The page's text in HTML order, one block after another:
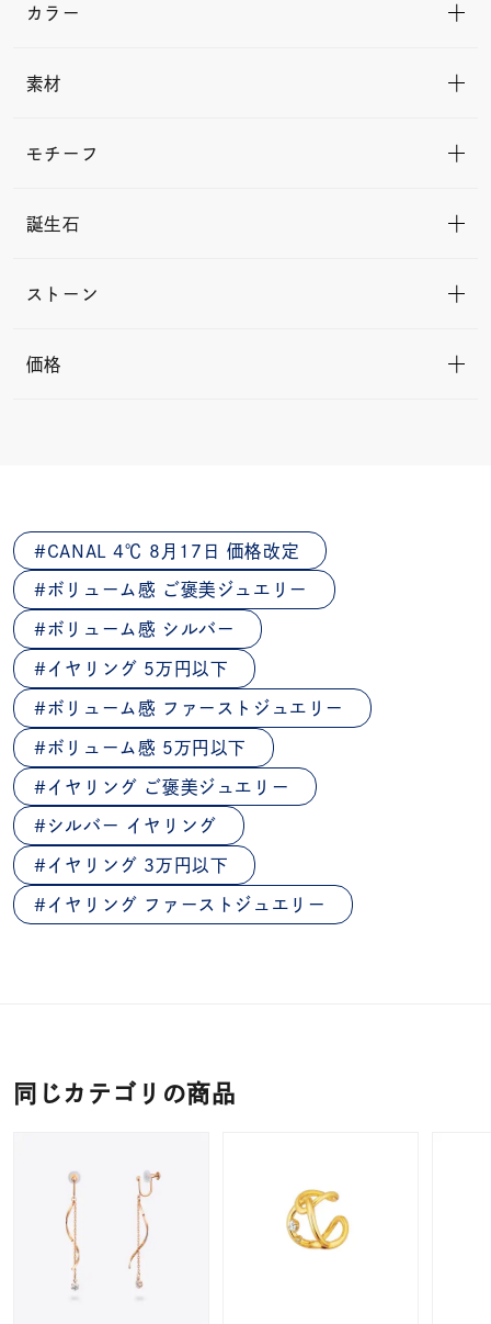
カラー
素材
モチーフ
誕生石
ストーン
価格
CANAL 4℃ 8月17日 価格改定
ボリューム感 ご褒美ジュエリー
ボリューム感 シルバー
イヤリング 5万円以下
ボリューム感 ファーストジュエリー
ボリューム感 5万円以下
イヤリング ご褒美ジュエリー
シルバー イヤリング
イヤリング 3万円以下
イヤリング ファーストジュエリー
同じカテゴリの商品